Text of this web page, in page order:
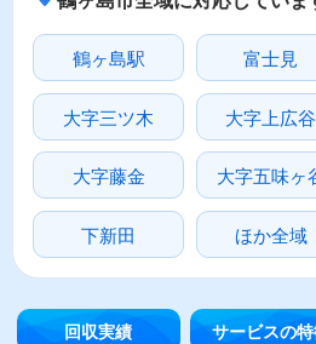
鶴ヶ島駅 富士見
大字三ツ木 大字上広谷
大字藤金 大字五味ヶ
下新田 ほか全域
回収実績 サービスの